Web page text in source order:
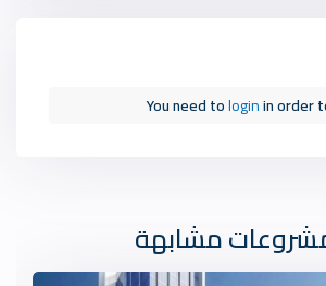
You need tologinin order
مشابهة